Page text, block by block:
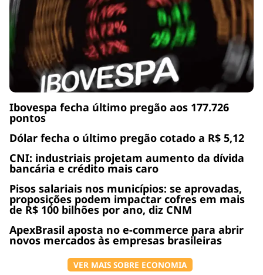
Ibovespa fecha último pregão aos 177.726
pontos
Dólar fecha o último pregão cotado a R$ 5,12
CNI: industriais projetam aumento da dívida
bancária e crédito mais caro
Pisos salariais nos municípios: se aprovadas,
proposições podem impactar cofres em mais
de R$ 100 bilhões por ano, diz CNM
ApexBrasil aposta no e-commerce para abrir
novos mercados às empresas brasileiras
VER MAIS SOBRE ECONOMIA